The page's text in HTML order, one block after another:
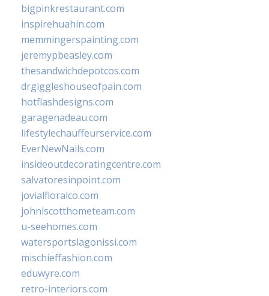
bigpinkrestaurant.com
inspirehuahin.com
memmingerspainting.com
jeremypbeasley.com
thesandwichdepotcos.com
drgiggleshouseofpain.com
hotflashdesigns.com
garagenadeau.com
lifestylechauffeurservice.com
EverNewNails.com
insideoutdecoratingcentre.com
salvatoresinpoint.com
jovialfloralco.com
johnlscotthometeam.com
u-seehomes.com
watersportslagonissi.com
mischieffashion.com
eduwyre.com
retro-interiors.com